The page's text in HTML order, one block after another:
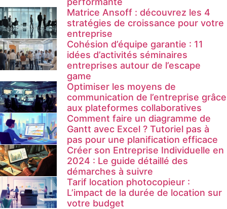
Matrice Ansoff : découvrez les 4
stratégies de croissance pour votre
entreprise
Cohésion d’équipe garantie : 11
idées d’activités séminaires
entreprises autour de l’escape
game
Optimiser les moyens de
communication de l’entreprise grâce
aux plateformes collaboratives
Comment faire un diagramme de
Gantt avec Excel ? Tutoriel pas à
pas pour une planification efficace
Créer son Entreprise Individuelle en
2024 : Le guide détaillé des
démarches à suivre
Tarif location photocopieur :
L’impact de la durée de location sur
votre budget